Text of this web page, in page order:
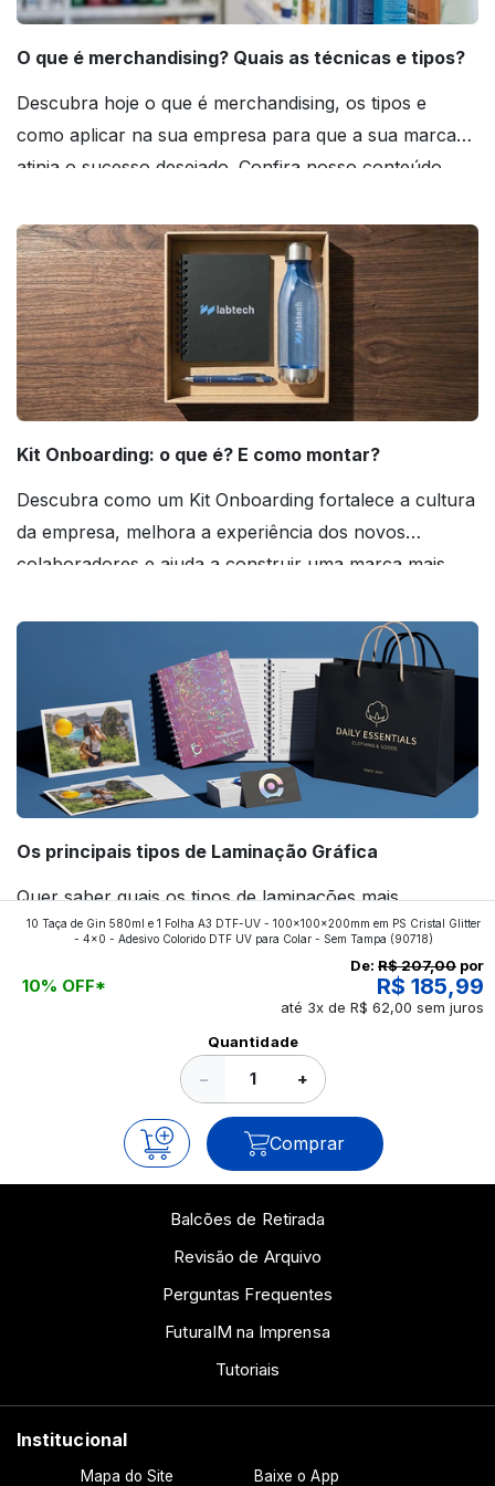
O que é merchandising? Quais as técnicas e tipos?
Descubra hoje o que é merchandising, os tipos e
como aplicar na sua empresa para que a sua marca
atinja o sucesso desejado. Confira nosso conteúdo
Kit Onboarding: o que é? E como montar?
Descubra como um Kit Onboarding fortalece a cultura
da empresa, melhora a experiência dos novos
colaboradores e ajuda a construir uma marca mais
Os principais tipos de Laminação Gráfica
Quer saber quais os tipos de laminações mais
aplicados nos impressos da gráfica FuturaIM? Então,
continue a leitura que vamos revelar para você!
10 Taça de Gin 580ml e 1 Folha A3 DTF-UV - 100x100x200mm em PS Cristal Glitter
- 4x0 - Adesivo Colorido DTF UV para Colar - Sem Tampa (90718)
10% OFF*
De: R$ 207,00 por
R$ 185,99
até 3x de R$ 62,00 sem juros
Quantidade
− +
Comprar
Balcões de Retirada
Revisão de Arquivo
Perguntas Frequentes
FuturaIM na Imprensa
Tutoriais
Institucional
Mapa do Site Baixe o App